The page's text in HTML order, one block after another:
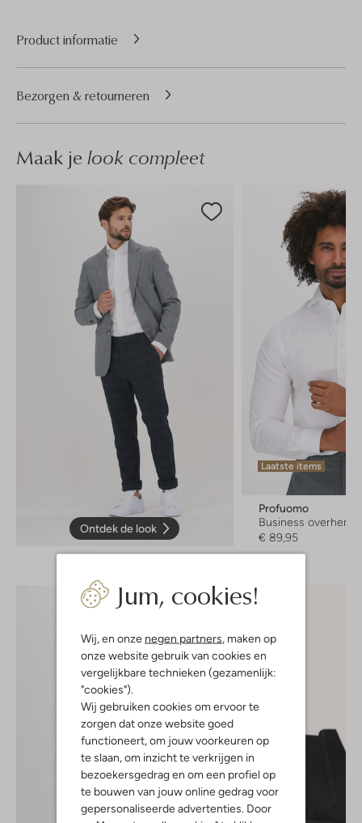
Jum, cookies!
Wij, en onze negen partners , maken op
onze website gebruik van cookies en
vergelijkbare technieken (gezamenlijk:
"cookies").
Wij gebruiken cookies om ervoor te
zorgen dat onze website goed
functioneert, om jouw voorkeuren op
te slaan, om inzicht te verkrijgen in
bezoekersgedrag en om een profiel op
te bouwen van jouw online gedrag voor
gepersonaliseerde advertenties. Door
Product informatie
Bezorgen & retourneren
Maak je look compleet
Ontdek de look
Laatste items
Profuomo
Business overhemd
€ 89,95